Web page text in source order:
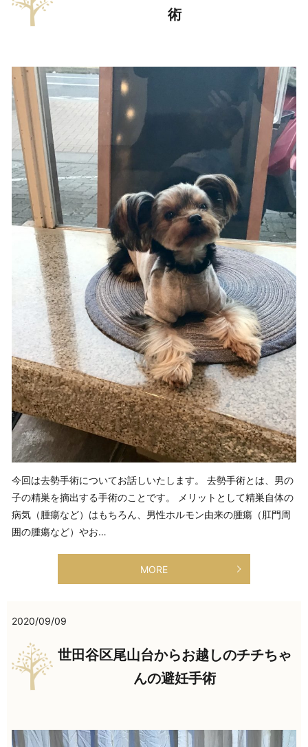
術
今回は去勢手術についてお話しいたします。 去勢手術とは、男の
子の精巣を摘出する手術のことです。 メリットとして精巣自体の
病気（腫瘍など）はもちろん、男性ホルモン由来の腫瘍（肛門周
囲の腫瘍など）やお…
MORE
2020/09/09
世田谷区尾山台からお越しのチチちゃ
んの避妊手術